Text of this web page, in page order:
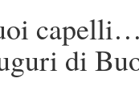
di